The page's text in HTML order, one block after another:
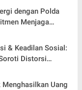
dengan Polda
Menjaga
Jelang HUT
& Keadilan Sosial:
Distorsi
Hakim Sendiri
Uang